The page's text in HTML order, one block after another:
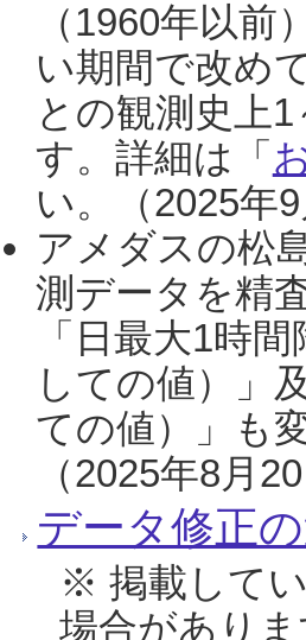
（1960年以
い期間で改め
との観測史上
す。詳細は「
い。（2025年9
アメダスの松
測データを精
「日最大1時
しての値）」
ての値）」も
（2025年8月20
データ修正
※ 掲載して
場合があり